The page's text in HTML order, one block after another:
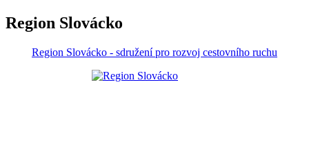
Region Slovácko
Region Slovácko - sdružení pro rozvoj cestovního ruchu